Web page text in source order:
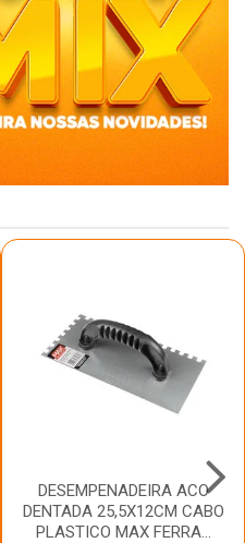
DESEMPENADEIRA ACO
DENTADA 25,5X12CM CABO
PLASTICO MAX FERRA...